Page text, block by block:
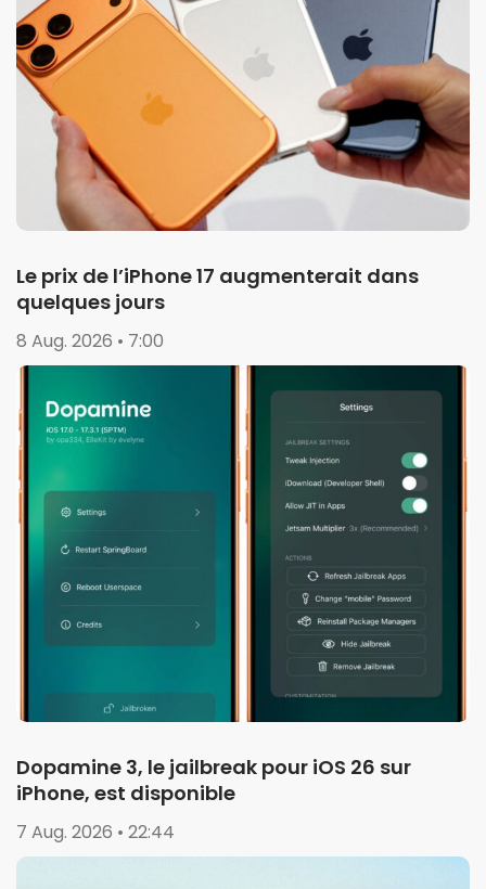
Le prix de l’iPhone 17 augmenterait dans
quelques jours
8 Aug. 2026 • 7:00
Dopamine 3, le jailbreak pour iOS 26 sur
iPhone, est disponible
7 Aug. 2026 • 22:44